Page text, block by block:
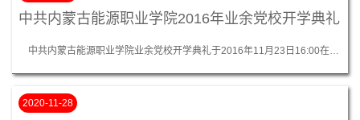
中共内蒙古能源职业学院2016年业余党校开学典礼
中共内蒙古能源职业学院业余党校开学典礼于2016年11月23日16:00在我院八一楼成功召开。 本次开学典礼由副院长谢飞主持。本次主讲教师有：内蒙古能源职业学院党总支书记常务副院长闫永平教授、学院党总支委员、副院长谢飞老师、学院党总支委员学生支部书记孟然老师、教工支部书记许艳艳老师。宣传部部长王君老师，孙霖老师，参加的还有90名15级团积极分子。 开学典礼共七项: 第一项:谢飞同...
2020-11-28